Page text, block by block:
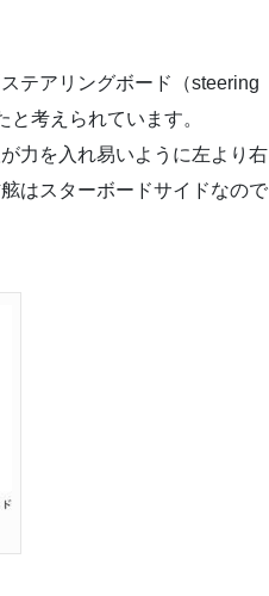
テアリングボード（steering
考えられています。
力を入れ易いように左より右
はスターボードサイドなので